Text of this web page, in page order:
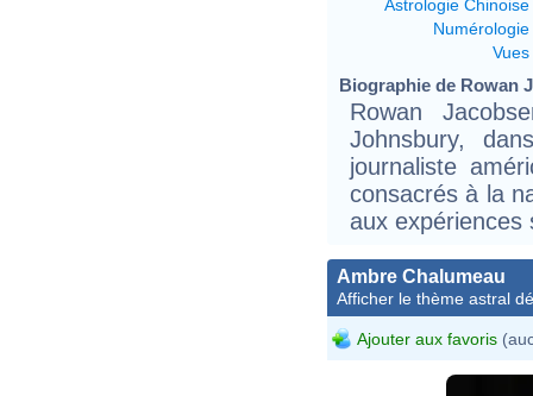
Astrologie Chinoise
Numérologie
Vues
Biographie de Rowan
Rowan
Johnsbury,
journaliste
consacrés à la
aux expériences
Ambre Chalumeau
Afficher le thème astral
Ajouter aux favoris